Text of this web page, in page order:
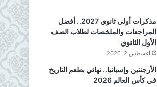
مذكرات أولى ثانوي 2027.. أفضل
المراجعات والملخصات لطلاب الصف
الأول الثانوي
أغسطس 2, 2026
الأرجنتين وإسبانيا.. نهائي بطعم التاريخ
في كأس العالم 2026